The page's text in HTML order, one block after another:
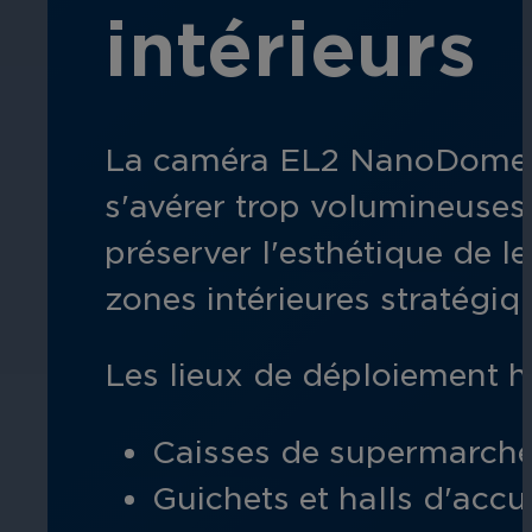
Assurez la sécurité dans les
L'hospitalité
Améliorez la sécurité des clients,
chaque zone de votre établissement.
intérieurs
La caméra EL2
s'avérer trop
préserver l'esthétique de
zones intérieures
Les lieux de déploiement
Caisses de
Guichets et halls